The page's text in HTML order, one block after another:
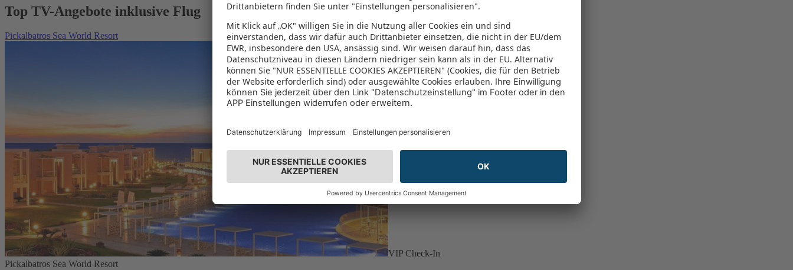
Top TV-Angebote inklusive Flug
Pickalbatros Sea World Resort
VIP Check-In
Pickalbatros Sea World Resort